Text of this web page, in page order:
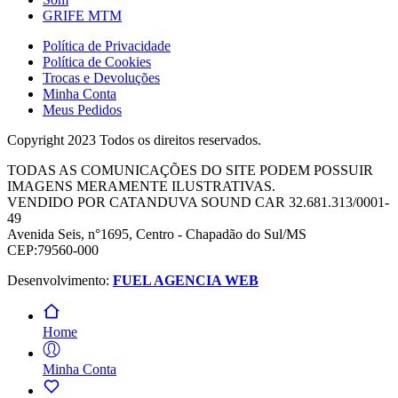
GRIFE MTM
Política de Privacidade
Política de Cookies
Trocas e Devoluções
Minha Conta
Meus Pedidos
Copyright 2023 Todos os direitos reservados.
TODAS AS COMUNICAÇÕES DO SITE PODEM POSSUIR
IMAGENS MERAMENTE ILUSTRATIVAS.
VENDIDO POR CATANDUVA SOUND CAR 32.681.313/0001-
49
Avenida Seis, n°1695, Centro - Chapadão do Sul/MS
CEP:79560-000
Desenvolvimento: FUEL AGENCIA WEB
Home
Minha Conta